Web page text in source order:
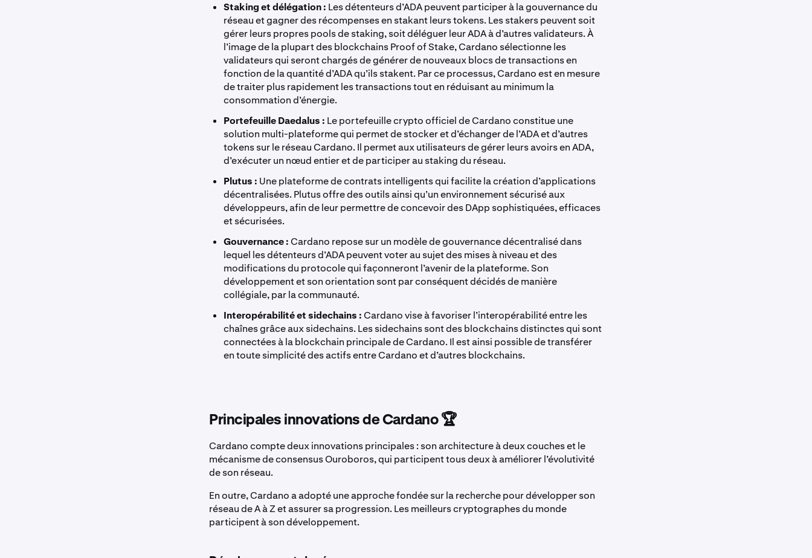
Staking et délégation : Les détenteurs d’ADA peuvent participer à la gouvernance du
réseau et gagner des récompenses en stakant leurs tokens. Les stakers peuvent soit
gérer leurs propres pools de staking, soit déléguer leur ADA à d’autres validateurs. À
l’image de la plupart des blockchains Proof of Stake, Cardano sélectionne les
validateurs qui seront chargés de générer de nouveaux blocs de transactions en
fonction de la quantité d’ADA qu’ils stakent. Par ce processus, Cardano est en mesure
de traiter plus rapidement les transactions tout en réduisant au minimum la
consommation d’énergie.
Portefeuille Daedalus : Le portefeuille crypto officiel de Cardano constitue une
solution multi-plateforme qui permet de stocker et d’échanger de l’ADA et d’autres
tokens sur le réseau Cardano. Il permet aux utilisateurs de gérer leurs avoirs en ADA,
d’exécuter un nœud entier et de participer au staking du réseau.
Plutus : Une plateforme de contrats intelligents qui facilite la création d’applications
décentralisées. Plutus offre des outils ainsi qu’un environnement sécurisé aux
développeurs, afin de leur permettre de concevoir des DApp sophistiquées, efficaces
et sécurisées.
Gouvernance :Cardano repose sur un modèle de gouvernance décentralisé dans
lequel les détenteurs d’ADA peuvent voter au sujet des mises à niveau et des
modifications du protocole qui façonneront l’avenir de la plateforme. Son
développement et son orientation sont par conséquent décidés de manière
collégiale, par la communauté.
Interopérabilité et sidechains :Cardano vise à favoriser l’interopérabilité entre les
chaînes grâce aux sidechains. Les sidechains sont des blockchains distinctes qui sont
connectées à la blockchain principale de Cardano. Il est ainsi possible de transférer
en toute simplicité des actifs entre Cardano et d’autres blockchains.
Principales innovations de Cardano 🏆
Cardano compte deux innovations principales : son architecture à deux couches et le
mécanisme de consensus Ouroboros, qui participent tous deux à améliorer l’évolutivité
de son réseau.
En outre, Cardano a adopté une approche fondée sur la recherche pour développer son
réseau de A à Z et assurer sa progression. Les meilleurs cryptographes du monde
participent à son développement.